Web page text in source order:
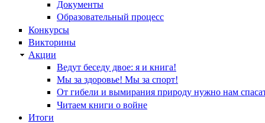
Документы
Образовательный процесс
Конкурсы
Викторины
Акции
Ведут беседу двое: я и книга!
Мы за здоровье! Мы за спорт!
От гибели и вымирания природу нужно нам
Читаем книги о войне
Итоги